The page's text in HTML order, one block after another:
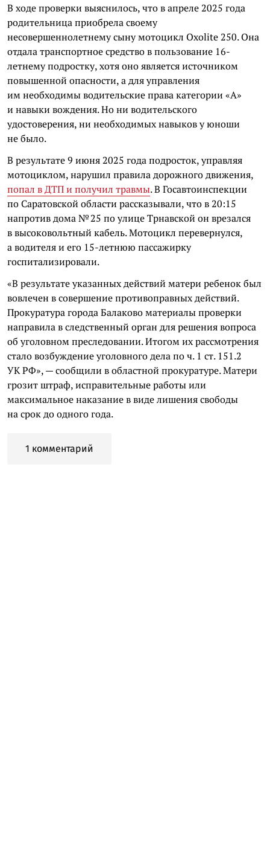
В ходе проверки выяснилось, что в апреле 2025 года
родительница приобрела своему
несовершеннолетнему сыну мотоцикл Оxolite 250. Она
отдала транспортное средство в пользование 16-
летнему подростку, хотя оно является источником
повышенной опасности, а для управления
им необходимы водительские права категории «А»
и навыки вождения. Но ни водительского
удостоверения, ни необходимых навыков у юноши
не было.
В результате 9 июня 2025 года подросток, управляя
мотоциклом, нарушил правила дорожного движения,
попал в ДТП и получил травмы. В Госавтоинспекции
по Саратовской области рассказывали, что в 20:15
напротив дома № 25 по улице Трнавской он врезался
в высоковольтный кабель. Мотоцикл перевернулся,
а водителя и его 15-летнюю пассажирку
госпитализировали.
«В результате указанных действий матери ребенок был
вовлечен в совершение противоправных действий.
Прокуратура города Балаково материалы проверки
направила в следственный орган для решения вопроса
об уголовном преследовании. Итогом их рассмотрения
стало возбуждение уголовного дела по ч. 1 ст. 151.2
УК РФ», — сообщили в областной прокуратуре. Матери
грозит штраф, исправительные работы или
максимальное наказание в виде лишения свободы
на срок до одного года.
1 комментарий